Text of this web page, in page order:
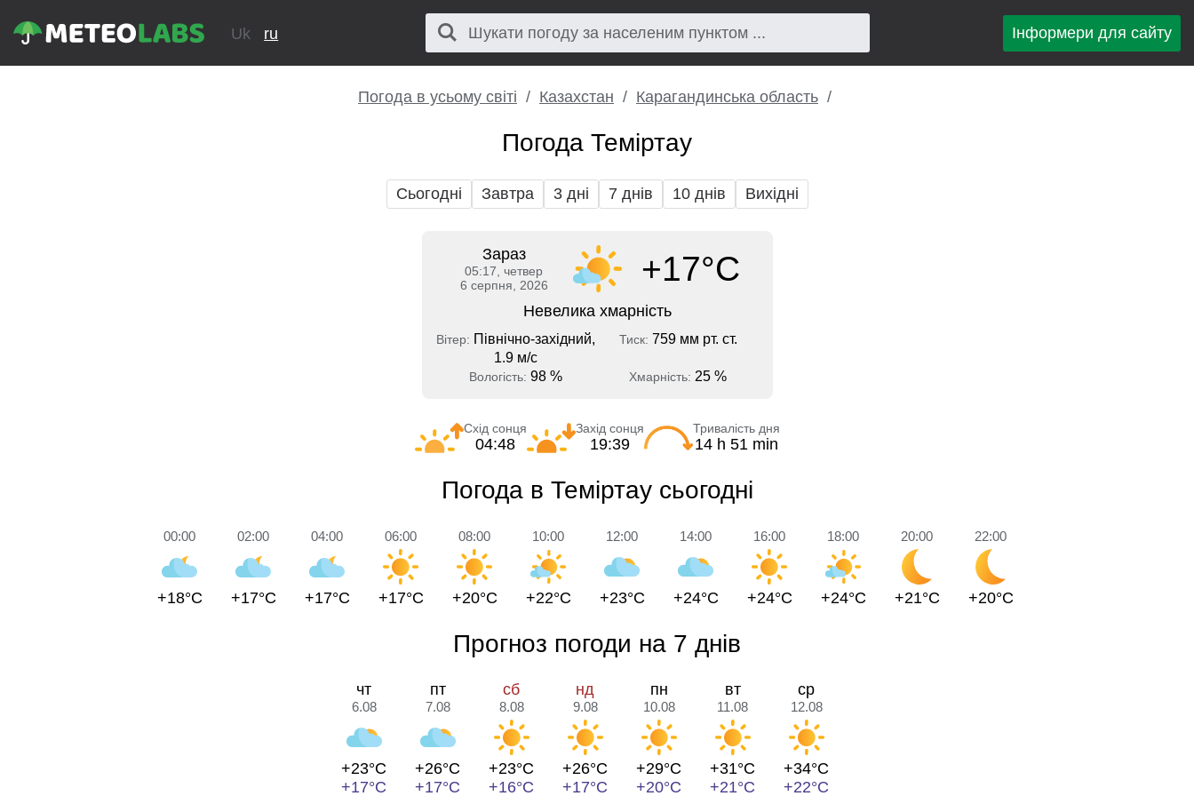
Uk ru Інформери для сайту
Погода в усьому світі Казахстан Карагандинська область
Погода Теміртау
Сьогодні Завтра 3 дні 7 днів 10 днів Вихідні
Зараз
05:17, четвер
6 серпня, 2026
+17°C
Невелика хмарність
Вітер: Північно-західний,
1.9 м/с
Тиск: 759 мм рт. ст.
Вологість:98 % Хмарність: 25 %
Схід сонця
04:48
Захід сонця
19:39
Тривалість дня
14 h 51 min
Погода в Теміртау сьогодні
00:00
+18°C
02:00
+17°C
04:00
+17°C
06:00
+17°C
08:00
+20°C
10:00
+22°C
12:00
+23°C
14:00
+24°C
16:00
+24°C
18:00
+24°C
20:00
+21°C
22:00
+20°C
Прогноз погоди на 7 днів
чт
6.08
+23°C
+17°C
пт
7.08
+26°C
+17°C
сб
8.08
+23°C
+16°C
нд
9.08
+26°C
+17°C
пн
10.08
+29°C
+20°C
вт
11.08
+31°C
+21°C
ср
12.08
+34°C
+22°C